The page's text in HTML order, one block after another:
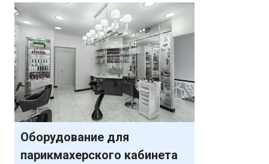
Оборудование для
парикмахерского кабинета